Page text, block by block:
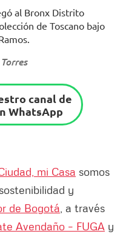
al Bronx Distrito
de Toscano bajo
canal de
WhatsApp
mi Casa somos
y
de Bogotá , a través
Avendaño – FUGA y